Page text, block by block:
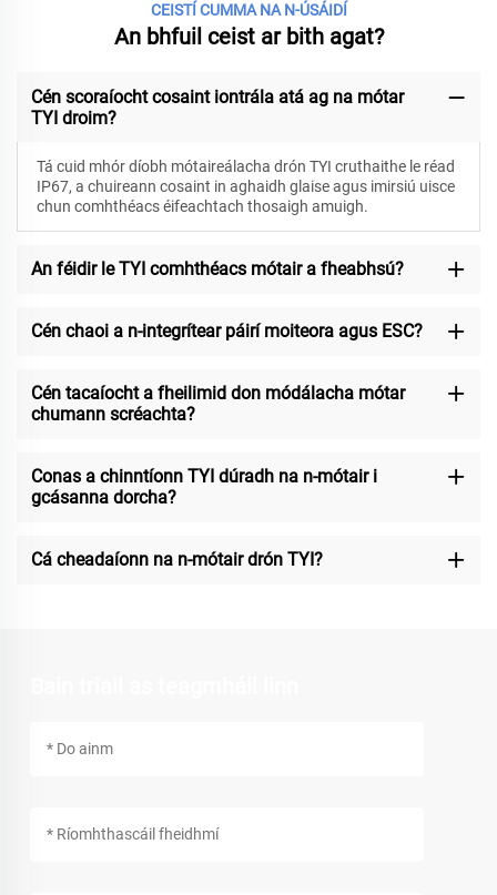
CEISTÍ CUMMA NA N-ÚSÁIDÍ
An bhfuil ceist ar bith agat?
Cén scoraíocht cosaint iontrála atá ag na mótar
TYI droim?
Tá cuid mhór díobh mótaireálacha drón TYI cruthaithe le réad
IP67, a chuireann cosaint in aghaidh glaise agus imirsiú uisce
chun comhthéacs éifeachtach thosaigh amuigh.
An féidir le TYI comhthéacs mótair a fheabhsú?
Cén chaoi a n-integrítear páirí moiteora agus ESC?
Cén tacaíocht a fheilimid don módálacha mótar
chumann scréachta?
Conas a chinntíonn TYI dúradh na n-mótair i
gcásanna dorcha?
Cá cheadaíonn na n-mótair drón TYI?